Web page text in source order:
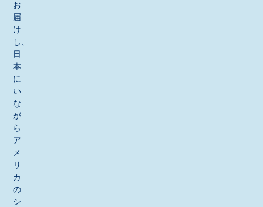
お
届
け
し、
日
本
に
い
な
が
ら
ア
メ
リ
カ
の
シ